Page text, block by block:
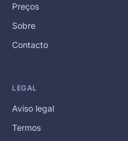
Preços
Sobre
Contacto
LEGAL
Aviso legal
Termos